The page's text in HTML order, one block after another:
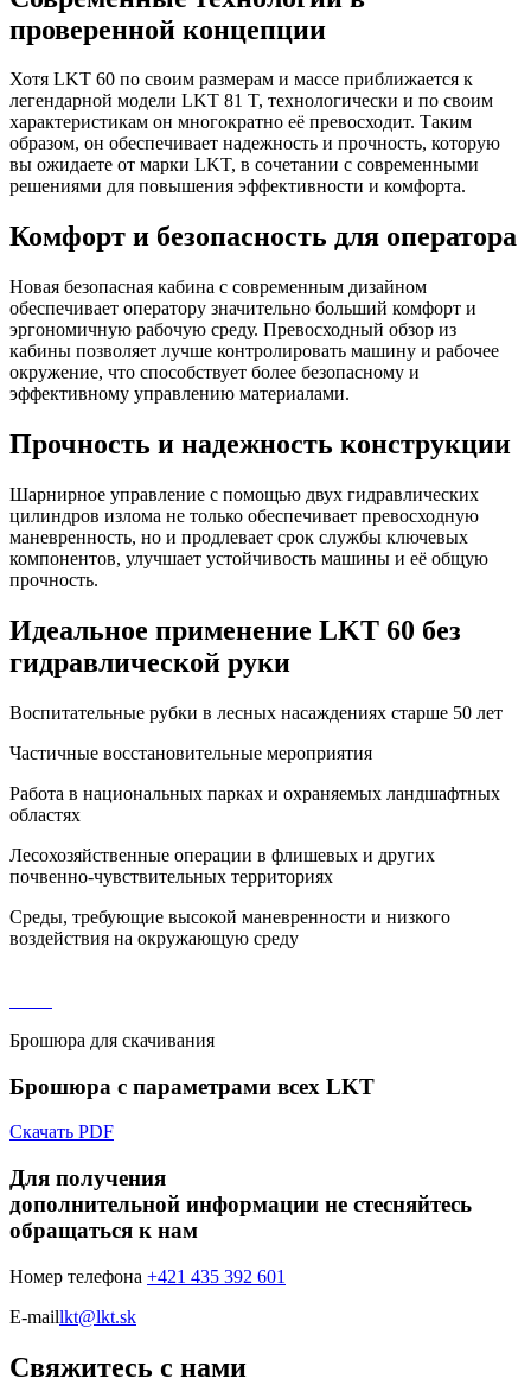
проверенной концепции
Хотя LKT 60 по своим размерам и массе приближается к
легендарной модели LKT 81 T, технологически и по своим
характеристикам он многократно её превосходит. Таким
образом, он обеспечивает надежность и прочность, которую
вы ожидаете от марки LKT, в сочетании с современными
решениями для повышения эффективности и комфорта.
Комфорт и безопасность для оператора
Новая безопасная кабина с современным дизайном
обеспечивает оператору значительно больший комфорт и
эргономичную рабочую среду. Превосходный обзор из
кабины позволяет лучше контролировать машину и рабочее
окружение, что способствует более безопасному и
эффективному управлению материалами.
Прочность и надежность конструкции
Шарнирное управление с помощью двух гидравлических
цилиндров излома не только обеспечивает превосходную
маневренность, но и продлевает срок службы ключевых
компонентов, улучшает устойчивость машины и её общую
прочность.
Идеальное применение LKT 60 без
гидравлической руки
Воспитательные рубки в лесных насаждениях старше 50 лет
Частичные восстановительные мероприятия
Работа в национальных парках и охраняемых ландшафтных
областях
Лесохозяйственные операции в флишевых и других
почвенно-чувствительных территориях
Среды, требующие высокой маневренности и низкого
воздействия на окружающую среду
Брошюра для скачивания
Брошюра с параметрами всех LKT
Скачать PDF
Для получения
дополнительной информации не стесняйтесь
обращаться к нам
Номер телефона +421 435 392 601
E-maillkt@lkt.sk
Свяжитесь с нами